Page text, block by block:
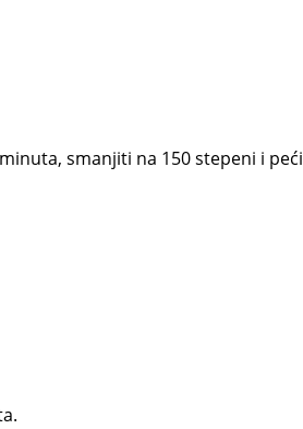
smanjiti na 150 stepeni i peći